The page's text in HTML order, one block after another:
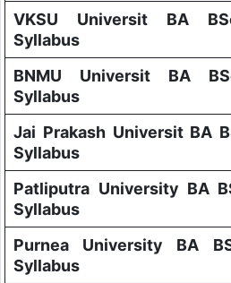
VKSU Universit BA
Syllabus
BNMU Universit BA
Syllabus
Jai Prakash Universit BA
Syllabus
Patliputra University BA
Syllabus
Purnea University BA
Syllabus